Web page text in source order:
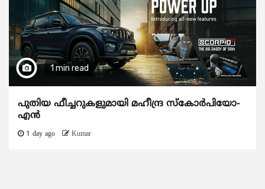
1 min read
പുതിയ ഫീച്ചറുകളുമായി മഹീന്ദ്ര സ്കോർപിയോ-
എൻ
1 day ago Kumar